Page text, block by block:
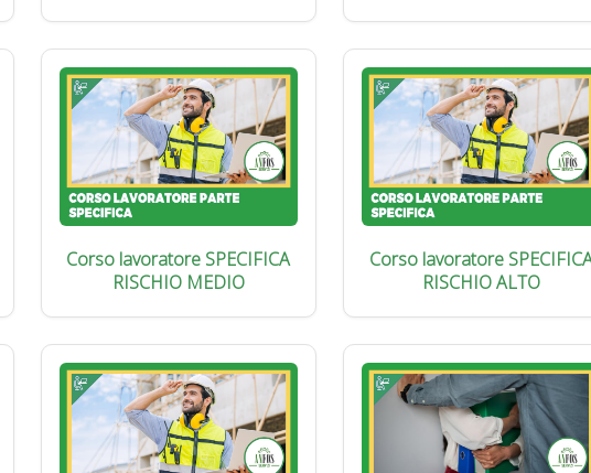
Corso lavoratore SPECIFICA
RISCHIO MEDIO
Corso lavoratore
RISCHIO ALTO